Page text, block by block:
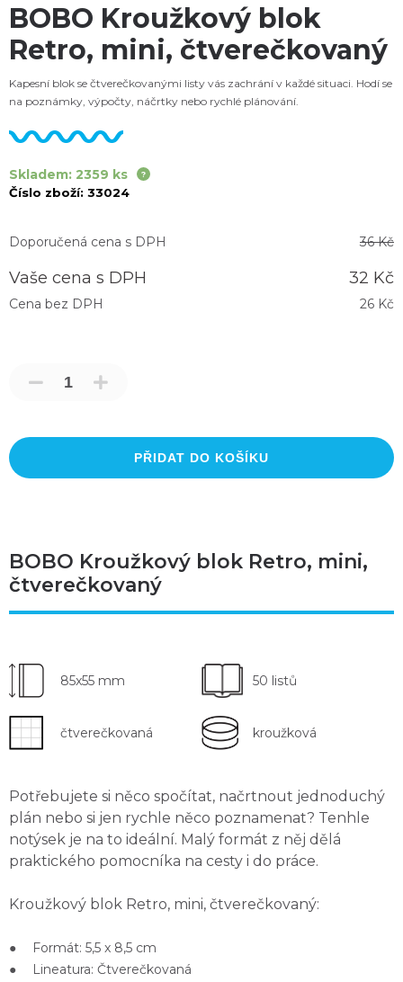
BOBO Kroužkový blok
Retro, mini, čtverečkovaný
Kapesní blok se čtverečkovanými listy vás zachrání v každé situaci. Hodí se
na poznámky, výpočty, náčrtky nebo rychlé plánování.
Skladem: 2359 ks
Číslo zboží: 33024
Doporučená cena s DPH 36 Kč
Vaše cena s DPH 32 Kč
Cena bez DPH 26 Kč
PŘIDAT DO KOŠÍKU
BOBO Kroužkový blok Retro, mini,
čtverečkovaný
85x55 mm 50 listů
čtverečkovaná kroužková
Potřebujete si něco spočítat, načrtnout jednoduchý
plán nebo si jen rychle něco poznamenat? Tenhle
notýsek je na to ideální. Malý formát z něj dělá
praktického pomocníka na cesty i do práce.
Kroužkový blok Retro, mini, čtverečkovaný:
● Formát: 5,5 x 8,5 cm
● Lineatura: Čtverečkovaná